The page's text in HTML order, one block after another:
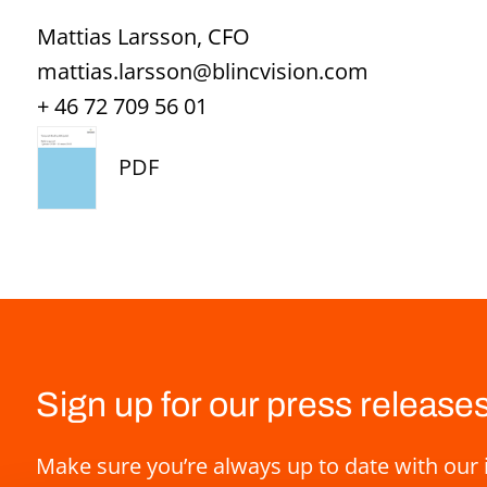
Mattias Larsson, CFO
mattias.larsson@blincvision.com
+ 46 72 709 56 01
PDF
Sign up for our press
Make sure you’re always up to date with